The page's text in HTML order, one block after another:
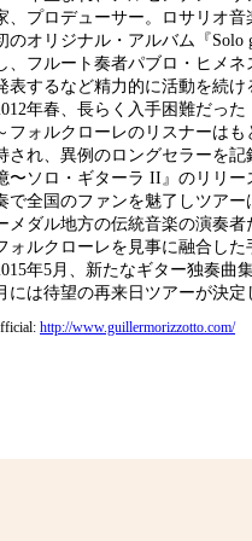
、プロデューサー。ロサリオ音
のオリジナル・アルバム『Solo
、フルート奏者パブロ・ヒメネ
表するなど精力的に活動を続け
年春、長らく入手困難だっ
フォルクローレのリスナーは
され、異例のロングセラーを
〜ソロ・ギターラ II』のリリ
で全国のファンを魅了しツアー
メダル地方の伝統音楽の演奏
ォルクローレを見事に融合した
年5月、新たなギター独奏曲
には待望の再来日ツアーが決定
http://www.guillermorizzotto.com/